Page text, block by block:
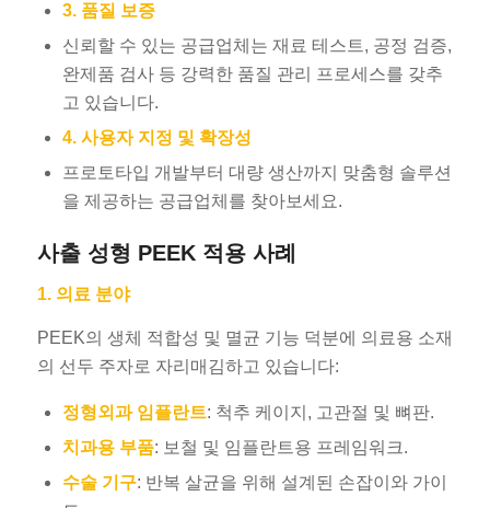
3. 품질 보증
신뢰할 수 있는 공급업체는 재료 테스트, 공정 검증,
완제품 검사 등 강력한 품질 관리 프로세스를 갖추
고 있습니다.
4. 사용자 지정 및 확장성
프로토타입 개발부터 대량 생산까지 맞춤형 솔루션
을 제공하는 공급업체를 찾아보세요.
사출 성형 PEEK 적용 사례
1. 의료 분야
PEEK의 생체 적합성 및 멸균 기능 덕분에 의료용 소재
의 선두 주자로 자리매김하고 있습니다:
정형외과 임플란트: 척추 케이지, 고관절 및 뼈판.
치과용 부품: 보철 및 임플란트용 프레임워크.
수술 기구: 반복 살균을 위해 설계된 손잡이와 가이